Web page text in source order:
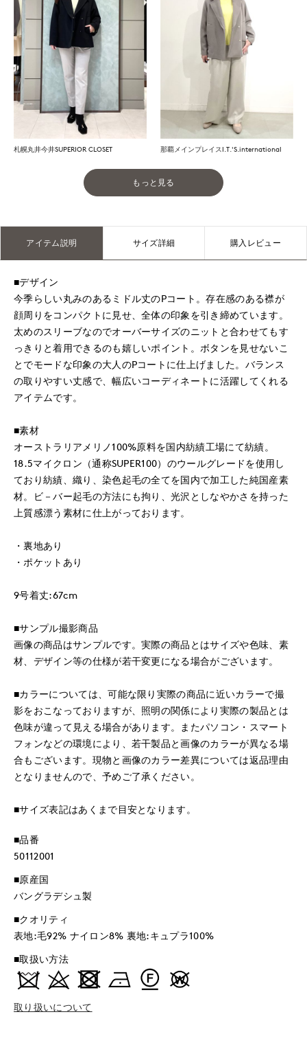
札幌丸井今井SUPERIOR CLOSET 那覇メインプレイスI.T.'S.international
もっと見る
アイテム説明 サイズ詳細 購入レビュー
■デザイン
今季らしい丸みのあるミドル丈のPコート。存在感のある襟が
顔周りをコンパクトに見せ、全体の印象を引き締めています。
太めのスリーブなのでオーバーサイズのニットと合わせてもす
っきりと着用できるのも嬉しいポイント。ボタンを見せないこ
とでモードな印象の大人のPコートに仕上げました。バランス
の取りやすい丈感で、幅広いコーディネートに活躍してくれる
アイテムです。
■素材
オーストラリアメリノ100%原料を国内紡績工場にて紡績。
18.5マイクロン（通称SUPER100）のウールグレードを使用し
ており紡績、織り、染色起毛の全てを国内で加工した純国産素
材。ビ－バー起毛の方法にも拘り、光沢としなやかさを持った
上質感漂う素材に仕上がっております。
・裏地あり
・ポケットあり
9号着丈:67cm
■サンプル撮影商品
画像の商品はサンプルです。実際の商品とはサイズや色味、素
材、デザイン等の仕様が若干変更になる場合がございます。
■カラーについては、可能な限り実際の商品に近いカラーで撮
影をおこなっておりますが、照明の関係により実際の製品とは
色味が違って見える場合があります。またパソコン・スマート
フォンなどの環境により、若干製品と画像のカラーが異なる場
合もございます。現物と画像のカラー差異については返品理由
となりませんので、予めご了承ください。
■サイズ表記はあくまで目安となります。
■品番
50112001
■原産国
バングラデシュ製
■クオリティ
表地:毛92% ナイロン8% 裏地:キュプラ100%
■取扱い方法
取り扱いについて